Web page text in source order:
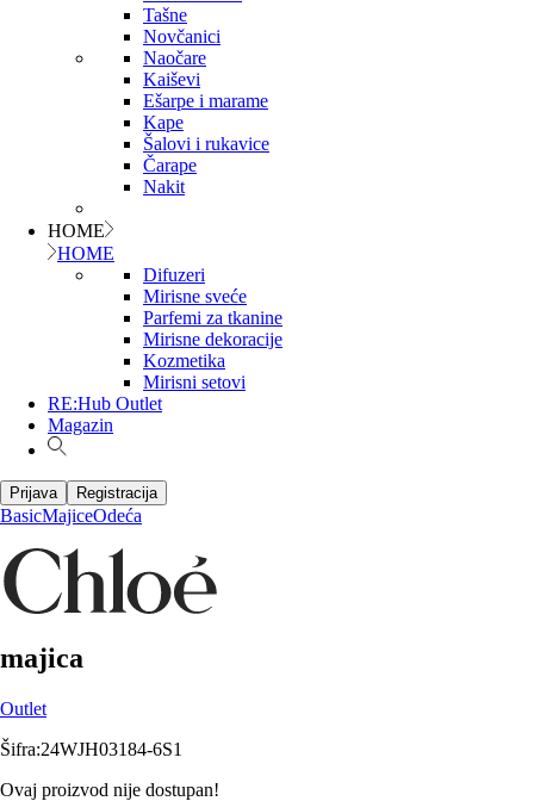
Tašne
Novčanici
Naočare
Kaiševi
Ešarpe i marame
Kape
Šalovi i rukavice
Čarape
Nakit
HOME
HOME
Difuzeri
Mirisne sveće
Parfemi za tkanine
Mirisne dekoracije
Kozmetika
Mirisni setovi
RE:Hub Outlet
Magazin
Prijava Registracija
BasicMajiceOdeća
majica
Outlet
Šifra:24WJH03184-6S1
Ovaj proizvod nije dostupan!